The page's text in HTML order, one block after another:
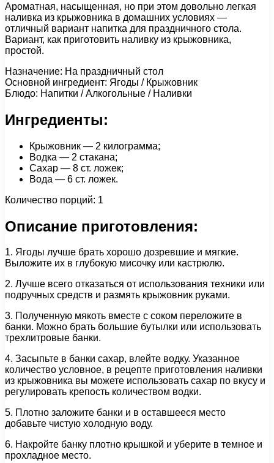
Ароматная, насыщенная, но при этом довольно легкая
наливка из крыжовника в домашних условиях —
отличный вариант напитка для праздничного стола.
Вариант, как приготовить наливку из крыжовника,
простой.
Назначение: На праздничный стол
Основной ингредиент: Ягоды / Крыжовник
Блюдо: Напитки / Алкогольные / Наливки
Ингредиенты:
Крыжовник — 2 килограмма;
Водка — 2 стакана;
Сахар — 8 ст. ложек;
Вода — 6 ст. ложек.
Количество порций: 1
Описание приготовления:
1. Ягоды лучше брать хорошо дозревшие и мягкие.
Выложите их в глубокую мисочку или кастрюлю.
2. Лучше всего отказаться от использования техники или
подручных средств и размять крыжовник руками.
3. Полученную мякоть вместе с соком переложите в
банки. Можно брать большие бутылки или использовать
трехлитровые банки.
4. Засыпьте в банки сахар, влейте водку. Указанное
количество условное, в рецепте приготовления наливки
из крыжовника вы можете использовать сахар по вкусу и
регулировать крепость количеством водки.
5. Плотно заложите банки и в оставшееся место
добавьте чистую холодную воду.
6. Накройте банку плотно крышкой и уберите в темное и
прохладное место.